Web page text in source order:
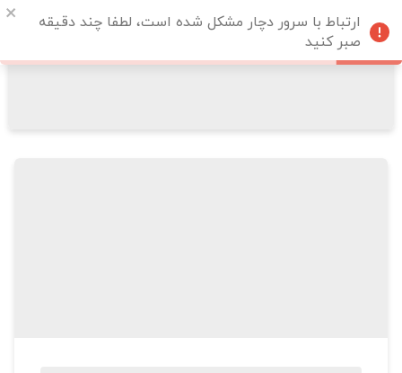
ارتباط با سرور دچار مشکل شده است، لطفا چند دقیقه
صبر کنید